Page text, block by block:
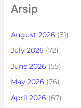
Arsip
August 2026 (31)
July 2026 (72)
June 2026 (55)
May 2026 (76)
April 2026 (67)